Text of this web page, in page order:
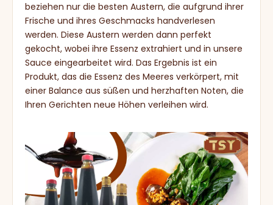
beziehen nur die besten Austern, die aufgrund ihrer
Frische und ihres Geschmacks handverlesen
werden. Diese Austern werden dann perfekt
gekocht, wobei ihre Essenz extrahiert und in unsere
Sauce eingearbeitet wird. Das Ergebnis ist ein
Produkt, das die Essenz des Meeres verkörpert, mit
einer Balance aus süßen und herzhaften Noten, die
Ihren Gerichten neue Höhen verleihen wird.